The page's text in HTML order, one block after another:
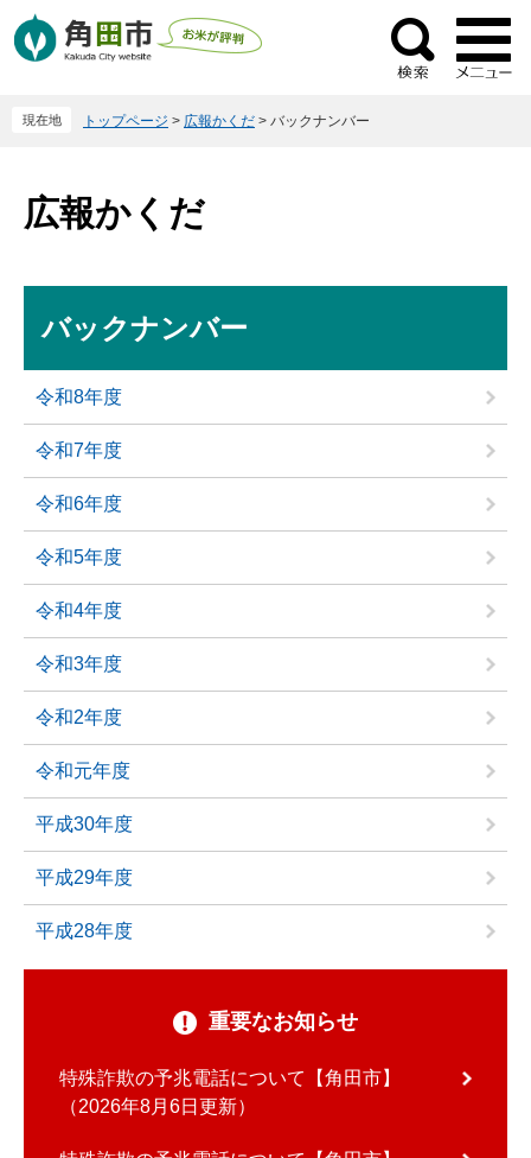
ー
ニ
検
索
現在地 トップページ > 広報かくだ > バックナンバー
広報かくだ
バックナンバー
令和8年度
令和7年度
令和6年度
令和5年度
令和4年度
令和3年度
令和2年度
令和元年度
平成30年度
平成29年度
平成28年度
重要なお知らせ
特殊詐欺の予兆電話について【角田市】
2026年8月6日更新